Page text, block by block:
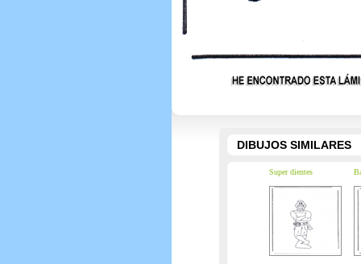
DIBUJOS SIMILARES
Super dientes